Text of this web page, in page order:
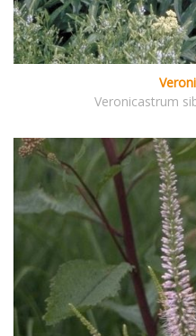
Veronicastrum